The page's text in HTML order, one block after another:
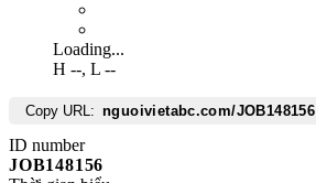
Loading...
H --, L --
Copy URL: nguoivietabc.com/JOB148156
ID number
JOB148156